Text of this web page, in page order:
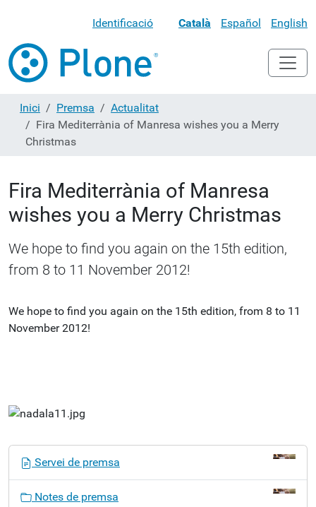
Identificació Català Español English
Inici Premsa
Actualitat
Fira Mediterrània of Manresa wishes you a Merry
Christmas
Fira Mediterrània of Manresa
wishes you a Merry Christmas
We hope to find you again on the 15th edition,
from 8 to 11 November 2012!
We hope to find you again on the 15th edition, from 8 to 11
November 2012!
Servei de premsa
Notes de premsa